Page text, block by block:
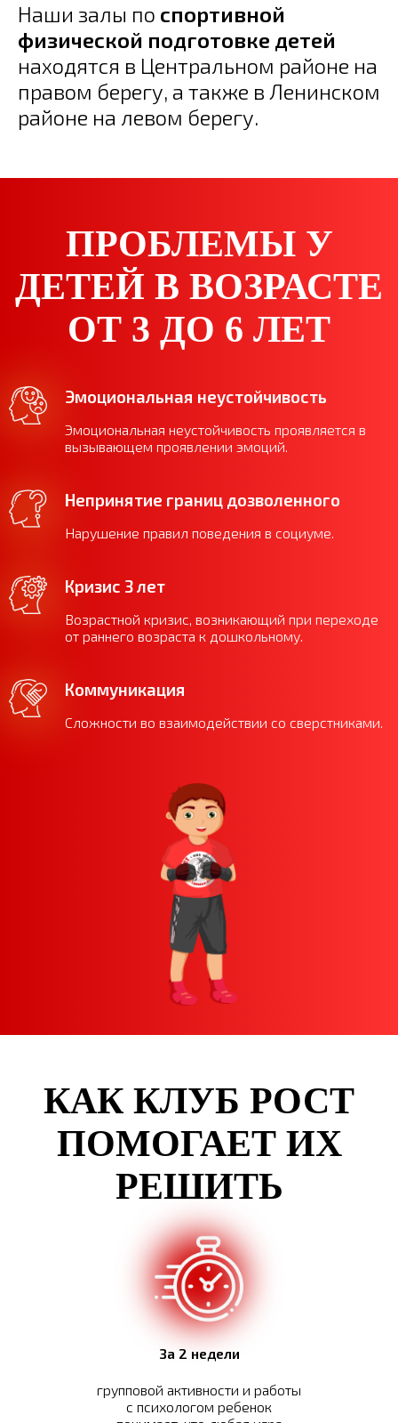
Наши залы по спортивной
физической подготовке детей
находятся в Центральном районе на
правом берегу, а также в Ленинском
районе на левом берегу.
ПРОБЛЕМЫ У
ДЕТЕЙ В ВОЗРАСТЕ
ОТ 3 ДО 6 ЛЕТ
Эмоциональная неустойчивость
Эмоциональная неустойчивость проявляется в
вызывающем проявлении эмоций.
Непринятие границ дозволенного
Нарушение правил поведения в социуме.
Кризис 3 лет
Возрастной кризис, возникающий при переходе
от раннего возраста к дошкольному.
Коммуникация
Сложности во взаимодействии со сверстниками.
КАК КЛУБ РОСТ
ПОМОГАЕТ ИХ
РЕШИТЬ
За 2 недели
групповой активности и работы
с психологом ребенок